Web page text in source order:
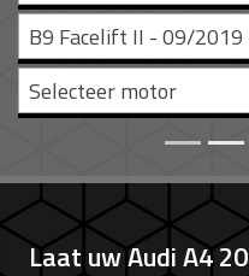
B9 Facelift II - 09/2019
Selecteer motor
Laat uw Audi A4